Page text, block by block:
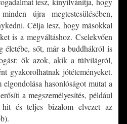
újra megtestesülésében,
Célja lesz, hogy másokkal
is a megváltáshoz. Cselekvően
életébe, sőt, már a buddhákról is
ők azok, akik a túlvilágról,
gyakorolhatnak jótéteményeket.
hasonlóságot mutat a
a megszemélyesítés, például
és teljes bizalom elvezet az